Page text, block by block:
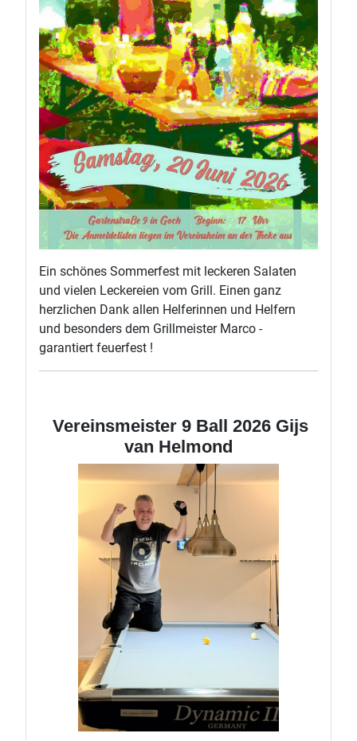
Ein schönes Sommerfest mit leckeren Salaten
und vielen Leckereien vom Grill. Einen ganz
herzlichen Dank allen Helferinnen und Helfern
und besonders dem Grillmeister Marco -
garantiert feuerfest !
Vereinsmeister 9 Ball 2026 Gijs
van Helmond